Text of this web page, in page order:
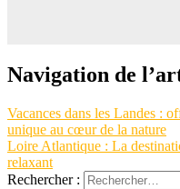
Navigation de
Vacances dans les Landes :
unique au cœur de la nature
Loire Atlantique : La
relaxant
Rechercher :